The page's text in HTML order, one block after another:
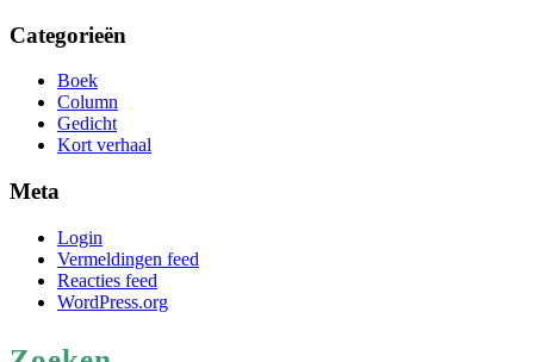
Categorieën
Boek
Column
Gedicht
Kort verhaal
Meta
Login
Vermeldingen feed
Reacties feed
WordPress.org